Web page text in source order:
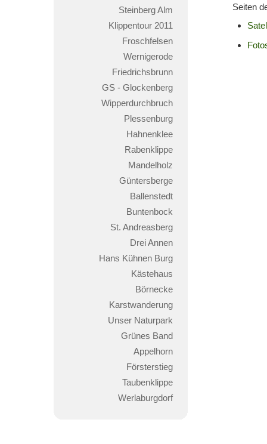
Steinberg Alm
Klippentour 2011
Froschfelsen
Wernigerode
Friedrichsbrunn
GS - Glockenberg
Wipperdurchbruch
Plessenburg
Hahnenklee
Rabenklippe
Mandelholz
Güntersberge
Ballenstedt
Buntenbock
St. Andreasberg
Drei Annen
Hans Kühnen Burg
Kästehaus
Börnecke
Karstwanderung
Unser Naturpark
Grünes Band
Appelhorn
Försterstieg
Taubenklippe
Werlaburgdorf
Seiten